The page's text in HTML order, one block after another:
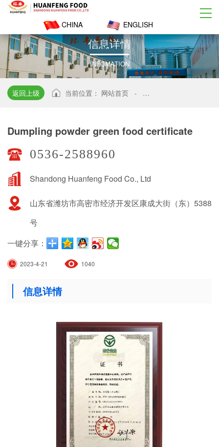
CHINA ENGLISH
信息详情
INFOMATION
返回上级 当前位置： 网站首页 - Dumpling powder
Dumpling powder green food certificate
0536-2588960
Shandong Huanfeng Food Co., Ltd
山东省潍坊市高密市经济开发区康成大街（东）5388
号
一键分享：
2023-4-21 1040
信息详情